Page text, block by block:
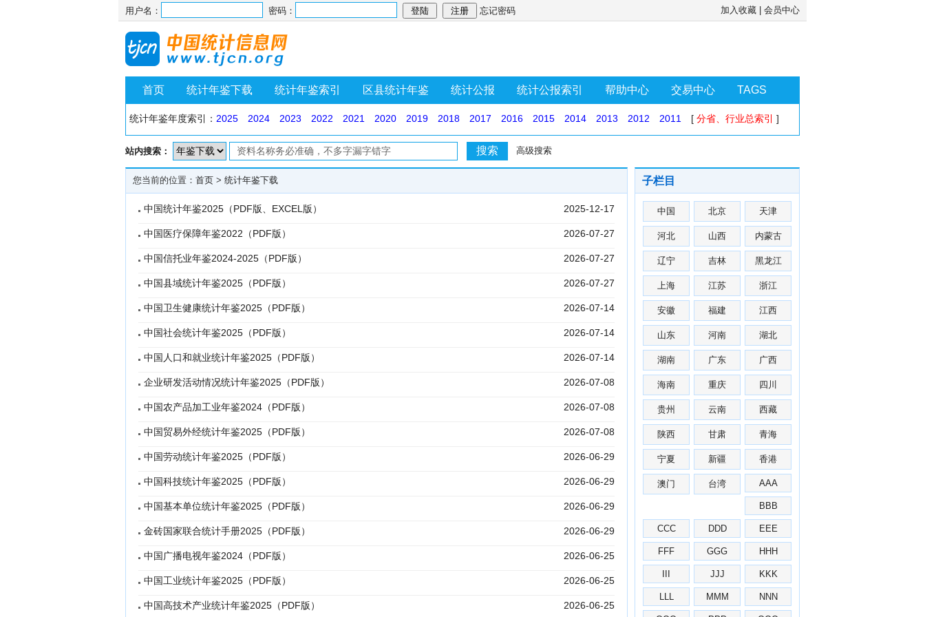
用户名： 密码： 忘记密码 加入收藏 会员中心
首页 统计年鉴下载 统计年鉴索引 区县统计年鉴 统计公报 统计公报索引 帮助中心 交易中心 TAGS
统计年鉴年度索引： 2025 2024 2023 2022 2021 2020 2019 2018 2017 2016 2015 2014 2013 2012 2011 [ 分省、行业总索引 ]
站内搜索： 高级搜索
您当前的位置： 首页 > 统计年鉴下载
中国统计年鉴2025（PDF版、EXCEL版） 2025-12-17
中国医疗保障年鉴2022（PDF版） 2026-07-27
中国信托业年鉴2024-2025（PDF版） 2026-07-27
中国县域统计年鉴2025（PDF版） 2026-07-27
中国卫生健康统计年鉴2025（PDF版） 2026-07-14
中国社会统计年鉴2025（PDF版） 2026-07-14
中国人口和就业统计年鉴2025（PDF版） 2026-07-14
企业研发活动情况统计年鉴2025（PDF版） 2026-07-08
中国农产品加工业年鉴2024（PDF版） 2026-07-08
中国贸易外经统计年鉴2025（PDF版） 2026-07-08
中国劳动统计年鉴2025（PDF版） 2026-06-29
中国科技统计年鉴2025（PDF版） 2026-06-29
中国基本单位统计年鉴2025（PDF版） 2026-06-29
金砖国家联合统计手册2025（PDF版） 2026-06-29
中国广播电视年鉴2024（PDF版） 2026-06-25
中国工业统计年鉴2025（PDF版） 2026-06-25
中国高技术产业统计年鉴2025（PDF版） 2026-06-25
子栏目
中国 北京 天津
河北 山西 内蒙古
辽宁 吉林 黑龙江
上海 江苏 浙江
安徽 福建 江西
山东 河南 湖北
湖南 广东 广西
海南 重庆 四川
贵州 云南 西藏
陕西 甘肃 青海
宁夏 新疆 香港
澳门 台湾 AAA
BBB
CCC DDD EEE
FFF GGG HHH
JJJ KKK
LLL MMM NNN